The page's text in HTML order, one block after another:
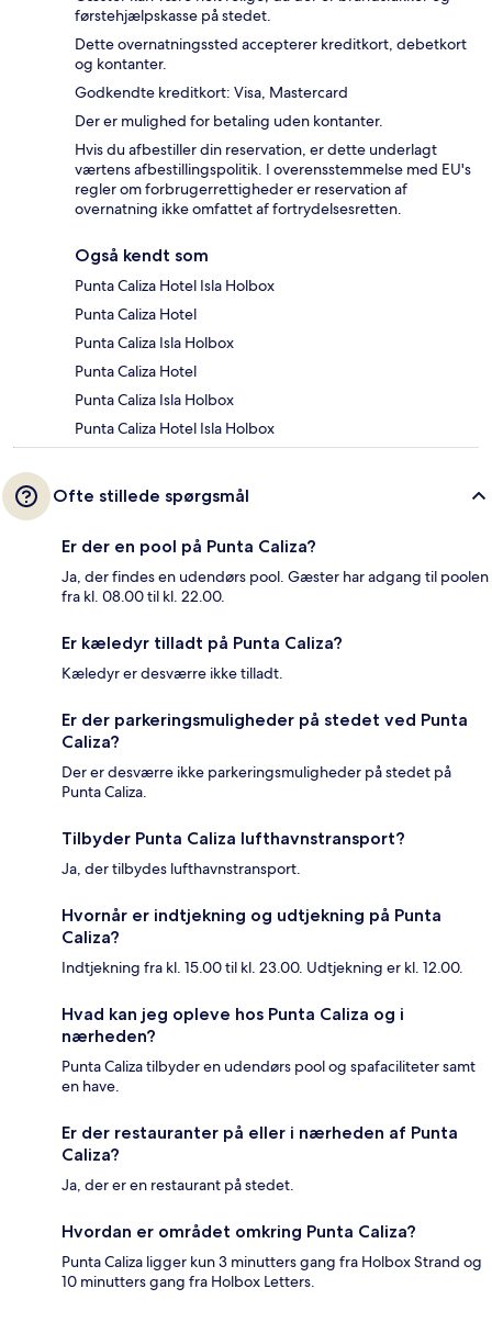
førstehjælpskasse på stedet.
Dette overnatningssted accepterer kreditkort, debetkort
og kontanter.
Godkendte kreditkort: Visa, Mastercard
Der er mulighed for betaling uden kontanter.
Hvis du afbestiller din reservation, er dette underlagt
værtens afbestillingspolitik. I overensstemmelse med EU's
regler om forbrugerrettigheder er reservation af
overnatning ikke omfattet af fortrydelsesretten.
Også kendt som
Punta Caliza Hotel Isla Holbox
Punta Caliza Hotel
Punta Caliza Isla Holbox
Punta Caliza Hotel
Punta Caliza Isla Holbox
Punta Caliza Hotel Isla Holbox
Ofte stillede spørgsmål
Er der en pool på Punta Caliza?
Ja, der findes en udendørs pool. Gæster har adgang til poolen
fra kl. 08.00 til kl. 22.00.
Er kæledyr tilladt på Punta Caliza?
Kæledyr er desværre ikke tilladt.
Er der parkeringsmuligheder på stedet ved Punta
Caliza?
Der er desværre ikke parkeringsmuligheder på stedet på
Punta Caliza.
Tilbyder Punta Caliza lufthavnstransport?
Ja, der tilbydes lufthavnstransport.
Hvornår er indtjekning og udtjekning på Punta
Caliza?
Indtjekning fra kl. 15.00 til kl. 23.00. Udtjekning er kl. 12.00.
Hvad kan jeg opleve hos Punta Caliza og i
nærheden?
Punta Caliza tilbyder en udendørs pool og spafaciliteter samt
en have.
Er der restauranter på eller i nærheden af Punta
Caliza?
Ja, der er en restaurant på stedet.
Hvordan er området omkring Punta Caliza?
Punta Caliza ligger kun 3 minutters gang fra Holbox Strand og
10 minutters gang fra Holbox Letters.